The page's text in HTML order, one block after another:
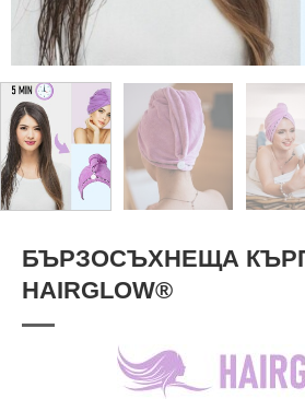
БЪРЗОСЪХНЕЩА
HAIRGLOW®